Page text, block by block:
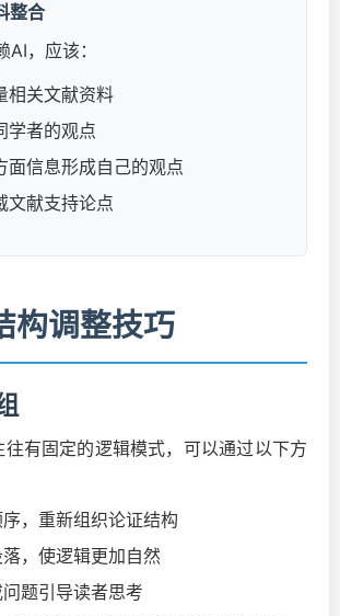
整合
，应该：
相关文献资料
学者的观点
面信息形成自己的观点
文献支持论点
构调整技巧
有固定的逻辑模式，可以通过以下方
，重新组织论证结构
，使逻辑更加自然
题引导读者思考